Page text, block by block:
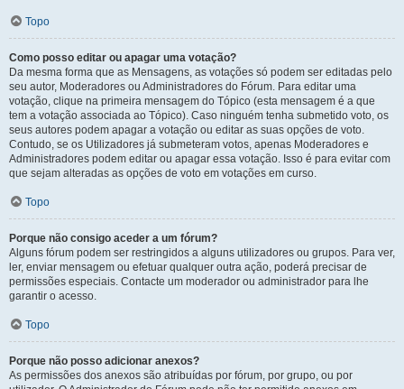
Topo
Como posso editar ou apagar uma votação?
Da mesma forma que as Mensagens, as votações só podem ser editadas pelo
seu autor, Moderadores ou Administradores do Fórum. Para editar uma
votação, clique na primeira mensagem do Tópico (esta mensagem é a que
tem a votação associada ao Tópico). Caso ninguém tenha submetido voto, os
seus autores podem apagar a votação ou editar as suas opções de voto.
Contudo, se os Utilizadores já submeteram votos, apenas Moderadores e
Administradores podem editar ou apagar essa votação. Isso é para evitar com
que sejam alteradas as opções de voto em votações em curso.
Topo
Porque não consigo aceder a um fórum?
Alguns fórum podem ser restringidos a alguns utilizadores ou grupos. Para ver,
ler, enviar mensagem ou efetuar qualquer outra ação, poderá precisar de
permissões especiais. Contacte um moderador ou administrador para lhe
garantir o acesso.
Topo
Porque não posso adicionar anexos?
As permissões dos anexos são atribuídas por fórum, por grupo, ou por